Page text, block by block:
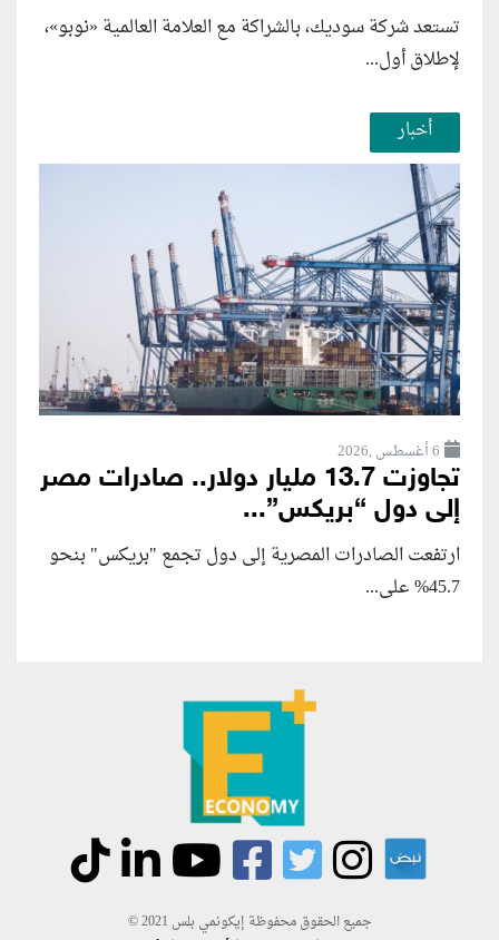
تستعد شركة سوديك، بالشراكة مع العلامة العالمية «نوبو»،
لإطلاق أول...
أخبار
6 أغسطس ,2026
تجاوزت 13.7 مليار دولار.. صادرات مصر
إلى دول “بريكس”...
ارتفعت الصادرات المصرية إلى دول تجمع "بريكس" بنحو
45.7% على...
جميع الحقوق محفوظة إيكونمي بلس 2021 ©